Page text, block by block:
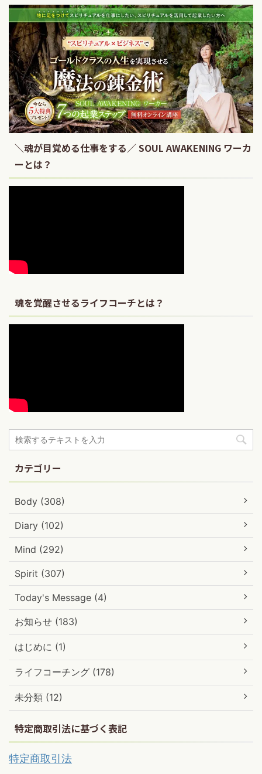
＼魂が目覚める仕事をする／ SOUL AWAKENING ワーカ
ーとは？
魂を覚醒させるライフコーチとは？
カテゴリー
Body (308)
Diary (102)
Mind (292)
Spirit (307)
Today's Message (4)
お知らせ (183)
はじめに (1)
ライフコーチング (178)
未分類 (12)
特定商取引法に基づく表記
特定商取引法